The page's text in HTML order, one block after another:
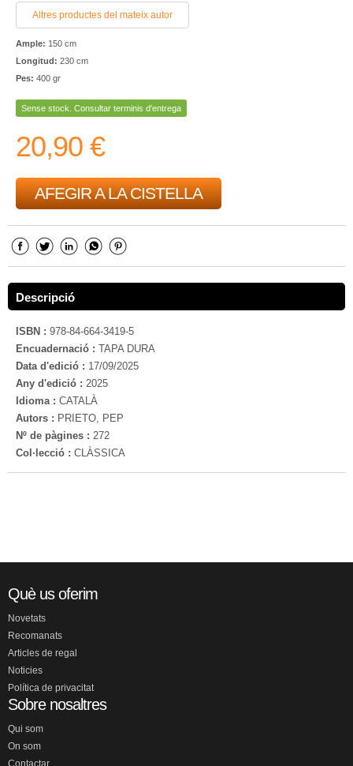
Altres productes del mateix autor
Ample: 150 cm
Longitud: 230 cm
Pes: 400 gr
Sense stock. Consultar terminis d'entrega
20,90 €
AFEGIR A LA CISTELLA
Descripció
ISBN : 978-84-664-3419-5
Encuadernació : TAPA DURA
Data d'edició : 17/09/2025
Any d'edició : 2025
Idioma : CATALÀ
Autors : PRIETO, PEP
Nº de pàgines : 272
Col·lecció : CLÀSSICA
Què us oferim
Novetats
Recomanats
Articles de regal
Noticies
Política de privacitat
Sobre nosaltres
Qui som
On som